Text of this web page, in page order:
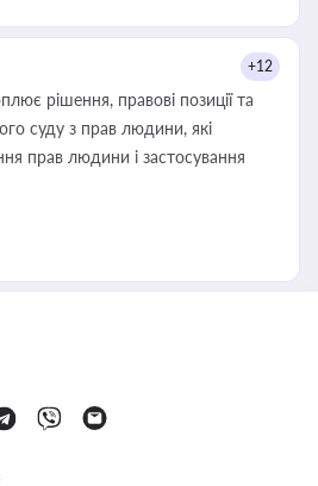
+12
рішення, правові позиції та
суду з прав людини, які
прав людини і застосування